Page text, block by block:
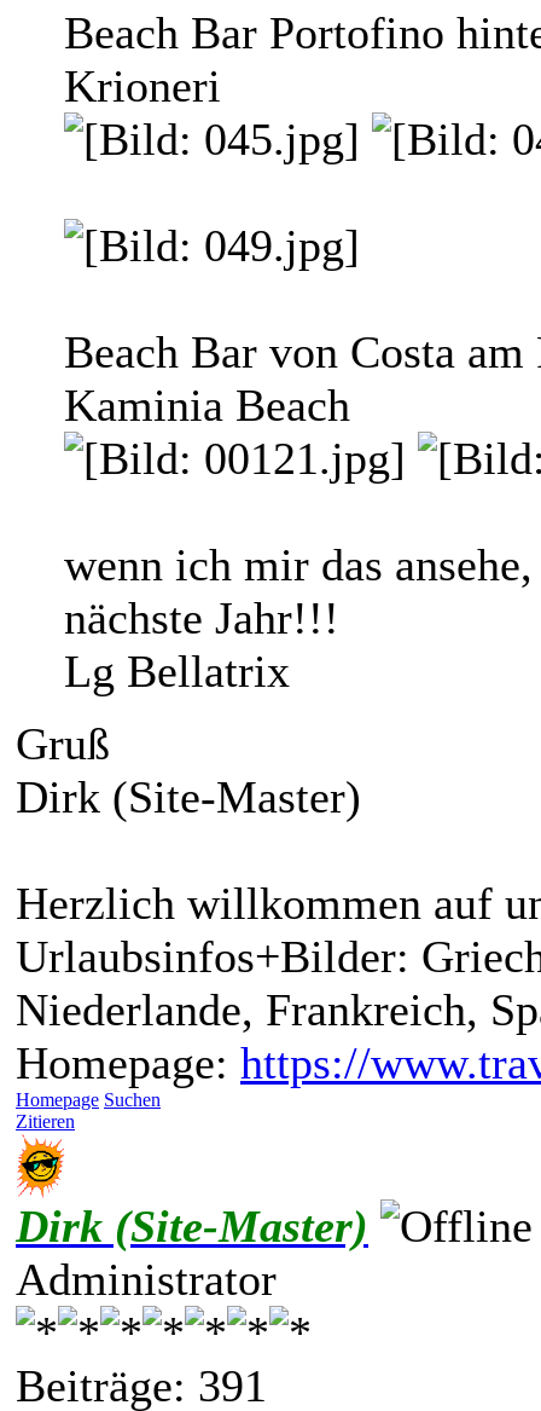
Beach Bar Portofino
Krioneri
Beach Bar von Costa
Kaminia Beach
wenn ich mir das
nächste Jahr!!!
Lg Bellatrix
Gruß
Dirk (Site-Master)
Herzlich willkommen auf
Urlaubsinfos+Bilder:
Niederlande, Frankreich,
Homepage: https://
Homepage Suchen
Zitieren
Dirk (Site-Master)
Administrator
Beiträge: 391